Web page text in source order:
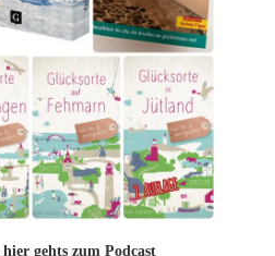
hier gehts zum Podcast